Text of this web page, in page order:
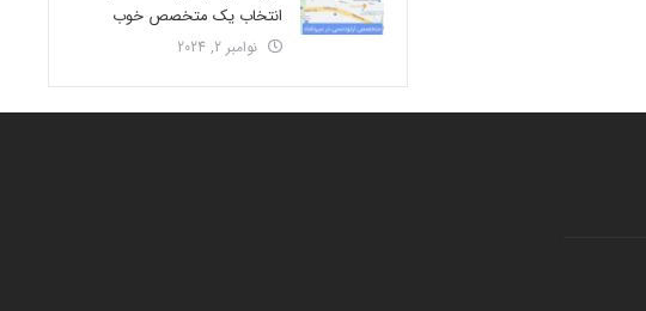
انتخاب یک متخصص خوب
نوامبر 2, 2024